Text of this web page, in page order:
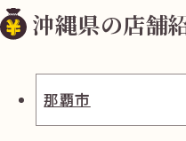
沖縄県の店舗
那覇市